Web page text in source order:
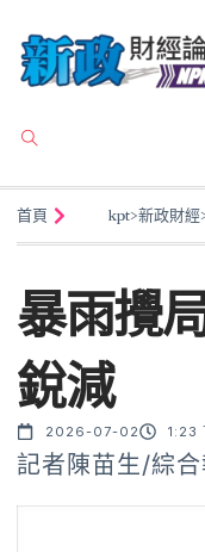
首頁 kpt>新政財經
暴雨攪
銳減
2026-07-02 1:23
記者陳苗生/綜合